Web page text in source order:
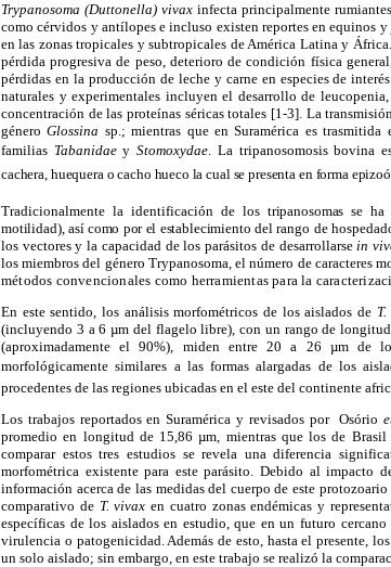
Trypanosoma (Duttonella) vivaxinfecta principalmente
como cérvidos y antílopes e incluso existen reportes en equinos
en las zonas tropicales y subtropicales de América Latina y
pérdida progresiva de peso, deterioro de condición física
pérdidas en la producción de leche y carne en especies de
naturales y experimentales incluyen el desarrollo de
concentración de las proteínas séricas totales [1-3]. La
géneroGlossina sp.; mientras que en Suramérica es trasmitida
familias TabanidaeyStomoxydae. La tripanosomosis bovina
cachera, huequera o cacho hueco la cual se presenta en forma
Tradicionalmente la identificación de los tripanosomas se
motilidad), así como por el establecimiento del rango de
los vectores y la capacidad de los parásitos de desarrollarse in
los miembros del género Trypanosoma, el número de
métodos convencionales como herramientas para la
En este sentido, los análisis morfométricos de los aislados de
(incluyendo 3 a 6 µm del flagelo libre), con un rango de
(aproximadamente el 90%), miden entre 20 a 26 µm de
morfológicamente similares a las formas alargadas de los
procedentes de las regiones ubicadas en el este del continente
Los trabajos reportados en Suramérica y revisados por Osório
promedio en longitud de 15,86 µm, mientras que los de
comparar estos tres estudios se revela una diferencia
morfométrica existente para este parásito. Debido al impacto
información acerca de las medidas del cuerpo de este
comparativo de T. vivax en cuatro zonas endémicas y
específicas de los aislados en estudio, que en un futuro
virulencia o patogenicidad. Además de esto, hasta el presente,
un solo aislado; sin embargo, en este trabajo se realizó la